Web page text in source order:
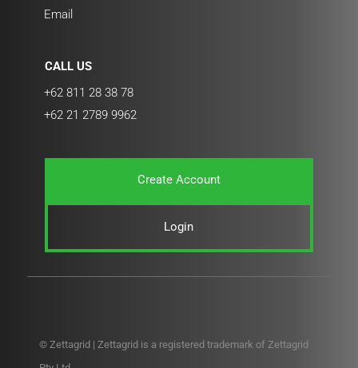
Email
CALL US
+62 811 28 38 78
+62 21 2789 9962
Create Account
Login
© Zettagrid | Zettagrid is a registered trademark of Zettagrid